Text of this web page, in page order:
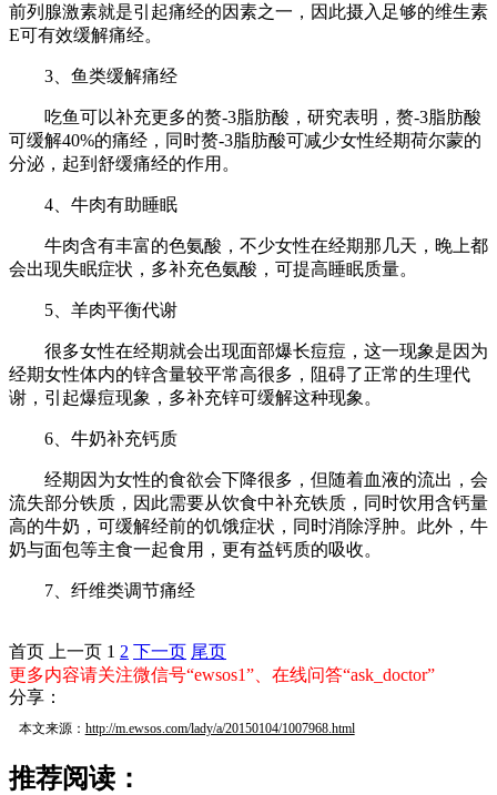
前列腺激素就是引起痛经的因素之一，因此摄入足够的维生素
E可有效缓解痛经。
3、鱼类缓解痛经
吃鱼可以补充更多的赘-3脂肪酸，研究表明，赘-3脂肪酸
可缓解40%的痛经，同时赘-3脂肪酸可减少女性经期荷尔蒙的
分泌，起到舒缓痛经的作用。
4、牛肉有助睡眠
牛肉含有丰富的色氨酸，不少女性在经期那几天，晚上都
会出现失眠症状，多补充色氨酸，可提高睡眠质量。
5、羊肉平衡代谢
很多女性在经期就会出现面部爆长痘痘，这一现象是因为
经期女性体内的锌含量较平常高很多，阻碍了正常的生理代
谢，引起爆痘现象，多补充锌可缓解这种现象。
6、牛奶补充钙质
经期因为女性的食欲会下降很多，但随着血液的流出，会
流失部分铁质，因此需要从饮食中补充铁质，同时饮用含钙量
高的牛奶，可缓解经前的饥饿症状，同时消除浮肿。此外，牛
奶与面包等主食一起食用，更有益钙质的吸收。
7、纤维类调节痛经
首页 上一页 1 2 下一页 尾页
更多内容请关注微信号“ewsos1”、在线问答“ask_doctor”
分享：
本文来源： http://m.ewsos.com/lady/a/20150104/1007968.html
推荐阅读：